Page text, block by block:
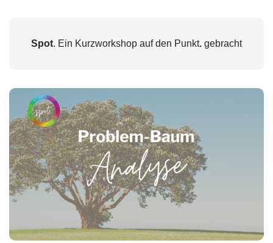
Spot. Ein Kurzworkshop auf den Punkt. gebracht